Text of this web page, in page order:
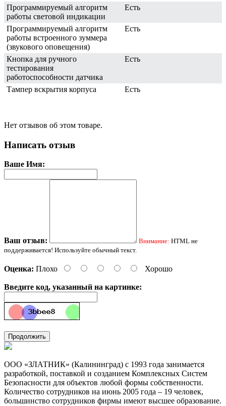
Программируемый алгоритм
работы световой индикации
Есть
Программируемый алгоритм
работы встроенного зуммера
(звукового оповещения)
Есть
Кнопка для ручного
тестирования
работоспособности датчика
Есть
Тампер вскрытия корпуса Есть
Нет отзывов об этом товаре.
Написать отзыв
Ваше Имя:
Ваш отзыв: Внимание: HTML не
поддерживается! Используйте обычный текст.
Оценка: Плохо Хорошо
Введите код, указанный на картинке:
Продолжить
ООО «ЗЛАТНИК» (Калининград) с 1993 года занимается
разработкой, поставкой и созданием Комплексных Систем
Безопасности для объектов любой формы собственности.
Количество сотрудников на июнь 2005 года – 19 человек,
большинство сотрудников фирмы имеют высшее образование.